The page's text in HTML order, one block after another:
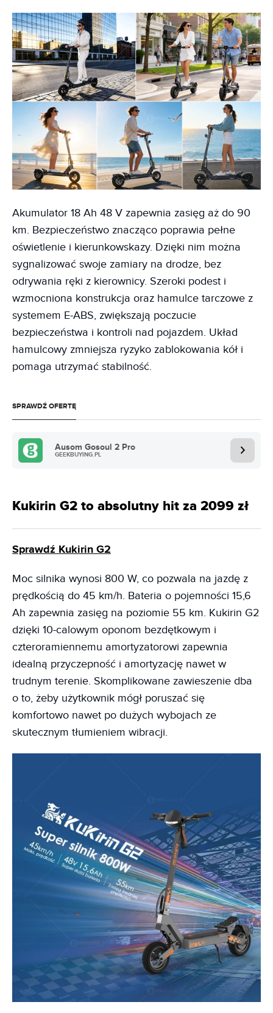
Akumulator 18 Ah 48 V zapewnia zasięg aż do 90
km. Bezpieczeństwo znacząco poprawia pełne
oświetlenie i kierunkowskazy. Dzięki nim można
sygnalizować swoje zamiary na drodze, bez
odrywania ręki z kierownicy. Szeroki podest i
wzmocniona konstrukcja oraz hamulce tarczowe z
systemem E-ABS, zwiększają poczucie
bezpieczeństwa i kontroli nad pojazdem. Układ
hamulcowy zmniejsza ryzyko zablokowania kół i
pomaga utrzymać stabilność.
SPRAWDŹ OFERTĘ
Ausom Gosoul 2 Pro
GEEKBUYING.PL
Kukirin G2 to absolutny hit za 2099 zł
Sprawdź Kukirin G2
Moc silnika wynosi 800 W, co pozwala na jazdę z
prędkością do 45 km/h. Bateria o pojemności 15,6
Ah zapewnia zasięg na poziomie 55 km. Kukirin G2
dzięki 10-calowym oponom bezdętkowym i
czteroramiennemu amortyzatorowi zapewnia
idealną przyczepność i amortyzację nawet w
trudnym terenie. Skomplikowane zawieszenie dba
o to, żeby użytkownik mógł poruszać się
komfortowo nawet po dużych wybojach ze
skutecznym tłumieniem wibracji.